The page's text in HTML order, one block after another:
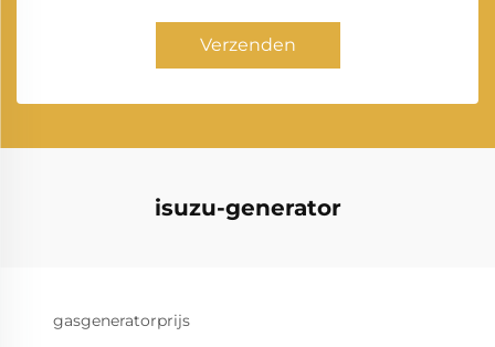
Verzenden
isuzu-generator
gasgeneratorprijs